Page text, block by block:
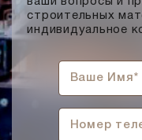
строительных
индивидуальное